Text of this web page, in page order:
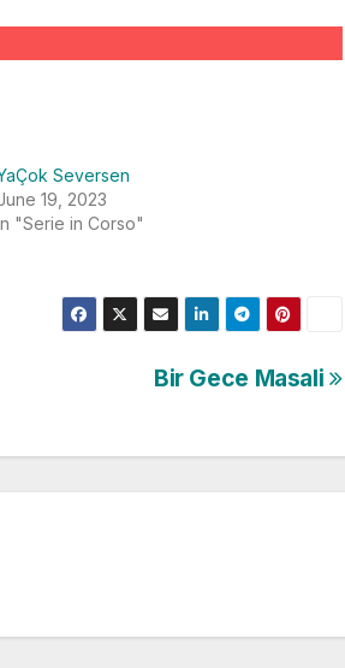
Seversen
19, 2023
In "Serie in Corso"
Bir Gece Masali